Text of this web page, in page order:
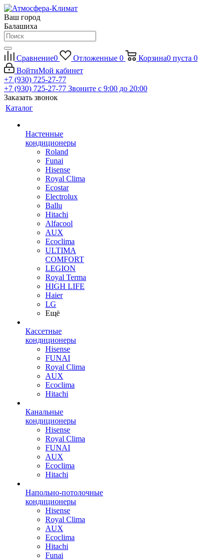
Ваш город
Балашиха
Сравнение0 Отложенные 0 Корзина0 пуста 0
ВойтиМой кабинет
+7 (930) 725-27-77
+7 (930) 725-27-77 Звоните с 9:00 до 20:00
Заказать звонок
Каталог
Настенные
кондиционеры
Roland
Funai
Hisense
Royal Clima
Ecostar
Electrolux
Ballu
Hitachi
Alfacool
AUX
Ecoclima
ULTIMA
COMFORT
LEGION
Royal Terma
HIGH LIFE
Haier
LG
Ещё
Кассетные
кондиционеры
Hisense
FUNAI
Royal Clima
AUX
Ecoclima
Hitachi
Канальные
кондиционеры
Hisense
Royal Clima
FUNAI
AUX
Ecoclima
Hitachi
Напольно-потолочные
кондиционеры
Hisense
Royal Clima
AUX
Ecoclima
Hitachi
Funai